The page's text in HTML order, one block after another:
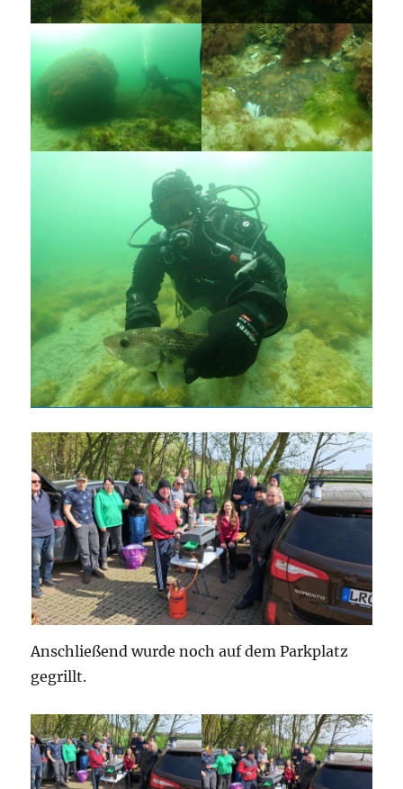
Anschließend wurde noch auf dem Parkplatz
gegrillt.